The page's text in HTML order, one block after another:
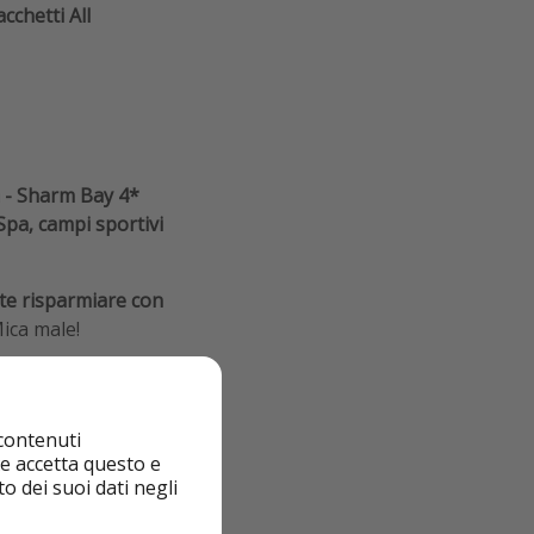
All
Sharm Bay 4*
campi sportivi
risparmiare con
male!
Fatelo
tutta l'estate,
voi Pirati!
accetta questo e
dei suoi dati negli